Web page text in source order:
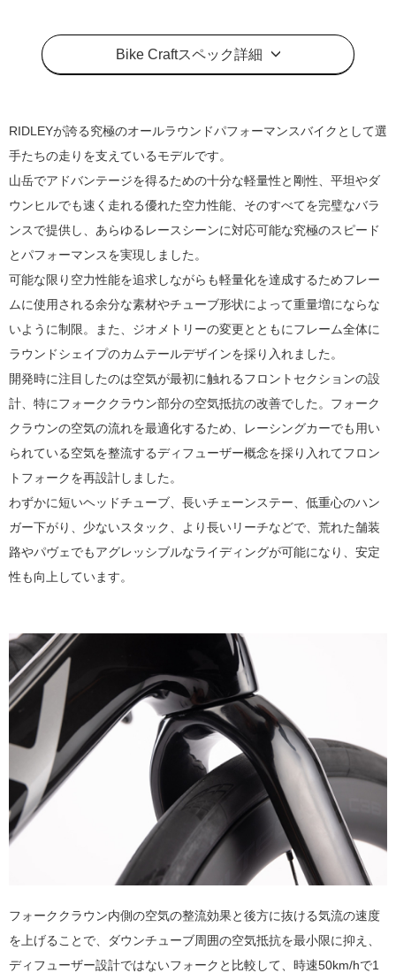
Bike Craftスペック詳細
RIDLEYが誇る究極のオールラウンドパフォーマンスバイクとして選
手たちの走りを支えているモデルです。
山岳でアドバンテージを得るための十分な軽量性と剛性、平坦やダ
ウンヒルでも速く走れる優れた空力性能、そのすべてを完璧なバラ
ンスで提供し、あらゆるレースシーンに対応可能な究極のスピード
とパフォーマンスを実現しました。
可能な限り空力性能を追求しながらも軽量化を達成するためフレー
ムに使用される余分な素材やチューブ形状によって重量増にならな
いように制限。また、ジオメトリーの変更とともにフレーム全体に
ラウンドシェイプのカムテールデザインを採り入れました。
開発時に注目したのは空気が最初に触れるフロントセクションの設
計、特にフォーククラウン部分の空気抵抗の改善でした。フォーク
クラウンの空気の流れを最適化するため、レーシングカーでも用い
られている空気を整流するディフューザー概念を採り入れてフロン
トフォークを再設計しました。
わずかに短いヘッドチューブ、長いチェーンステー、低重心のハン
ガー下がり、少ないスタック、より長いリーチなどで、荒れた舗装
路やパヴェでもアグレッシブルなライディングが可能になり、安定
性も向上しています。
フォーククラウン内側の空気の整流効果と後方に抜ける気流の速度
を上げることで、ダウンチューブ周囲の空気抵抗を最小限に抑え、
ディフューザー設計ではないフォークと比較して、時速50km/hで1